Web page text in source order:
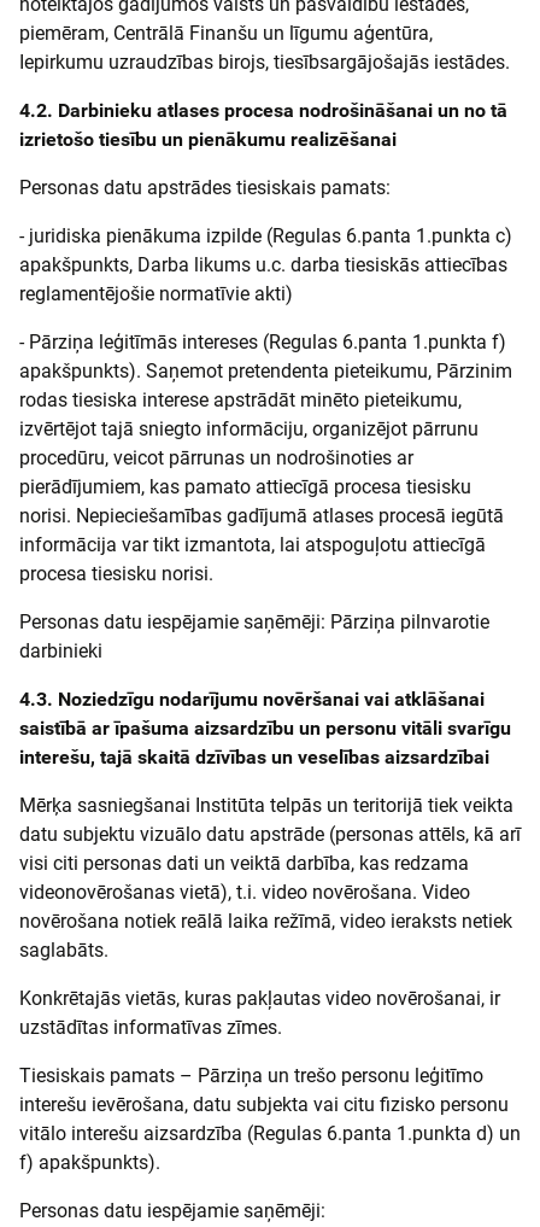
piemēram, Centrālā Finanšu un līgumu aģentūra,
Iepirkumu uzraudzības birojs, tiesībsargājošajās iestādes.
4.2. Darbinieku atlases procesa nodrošināšanai un no tā
izrietošo tiesību un pienākumu realizēšanai
Personas datu apstrādes tiesiskais pamats:
- juridiska pienākuma izpilde (Regulas 6.panta 1.punkta c)
apakšpunkts, Darba likums u.c. darba tiesiskās attiecības
reglamentējošie normatīvie akti)
- Pārziņa leģitīmās intereses (Regulas 6.panta 1.punkta f)
apakšpunkts). Saņemot pretendenta pieteikumu, Pārzinim
rodas tiesiska interese apstrādāt minēto pieteikumu,
izvērtējot tajā sniegto informāciju, organizējot pārrunu
procedūru, veicot pārrunas un nodrošinoties ar
pierādījumiem, kas pamato attiecīgā procesa tiesisku
norisi. Nepieciešamības gadījumā atlases procesā iegūtā
informācija var tikt izmantota, lai atspoguļotu attiecīgā
procesa tiesisku norisi.
Personas datu iespējamie saņēmēji: Pārziņa pilnvarotie
darbinieki
4.3. Noziedzīgu nodarījumu novēršanai vai atklāšanai
saistībā ar īpašuma aizsardzību un personu vitāli svarīgu
interešu, tajā skaitā dzīvības un veselības aizsardzībai
Mērķa sasniegšanai Institūta telpās un teritorijā tiek veikta
datu subjektu vizuālo datu apstrāde (personas attēls, kā arī
visi citi personas dati un veiktā darbība, kas redzama
videonovērošanas vietā), t.i. video novērošana. Video
novērošana notiek reālā laika režīmā, video ieraksts netiek
saglabāts.
Konkrētajās vietās, kuras pakļautas video novērošanai, ir
uzstādītas informatīvas zīmes.
Tiesiskais pamats – Pārziņa un trešo personu leģitīmo
interešu ievērošana, datu subjekta vai citu fizisko personu
vitālo interešu aizsardzība (Regulas 6.panta 1.punkta d) un
f) apakšpunkts).
Personas datu iespējamie saņēmēji: